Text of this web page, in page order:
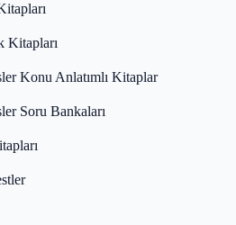
Kitapları
Konu Anlatımlı Kitaplar
Soru Bankaları